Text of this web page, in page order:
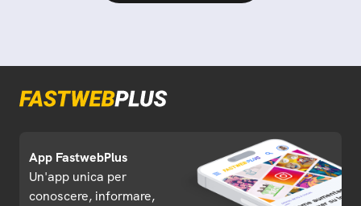
App FastwebPlus
Un'app unica per
conoscere, informare,